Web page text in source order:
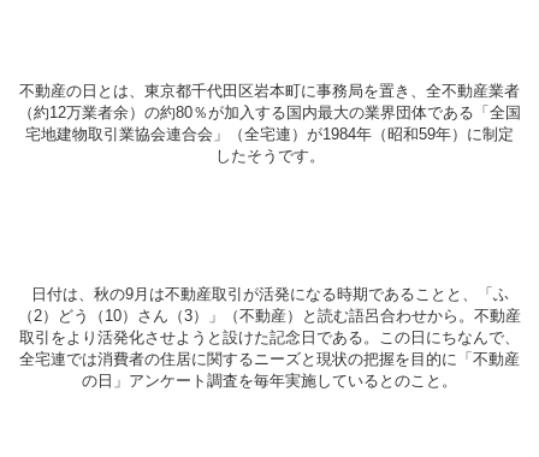
不動産の日とは、東京都千代田区岩本町に事務局を置き、全不動産業者
（約12万業者余）の約80％が加入する国内最大の業界団体である「全国
宅地建物取引業協会連合会」（全宅連）が1984年（昭和59年）に制定
したそうです。
日付は、秋の9月は不動産取引が活発になる時期であることと、「ふ
（2）どう（10）さん（3）」（不動産）と読む語呂合わせから。不動産
取引をより活発化させようと設けた記念日である。この日にちなんで、
全宅連では消費者の住居に関するニーズと現状の把握を目的に「不動産
の日」アンケート調査を毎年実施しているとのこと。